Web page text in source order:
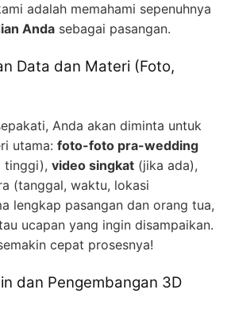
adalah memahami sepenuhnya
Anda sebagai pasangan.
Data dan Materi (Foto,
Anda akan diminta untuk
utama: foto-foto pra-wedding
tinggi), video singkat (jika ada),
(tanggal, waktu, lokasi
lengkap pasangan dan orang tua,
ucapan yang ingin disampaikan.
cepat prosesnya!
dan Pengembangan 3D